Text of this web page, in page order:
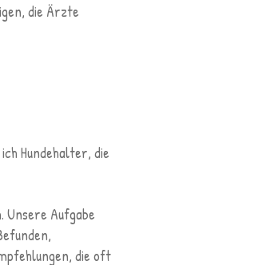
die Ärzte
Hundehalter, die
Unsere Aufgabe
die oft